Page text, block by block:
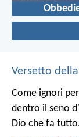
Versetto
Come ignori
dentro il seno
Dio che fa